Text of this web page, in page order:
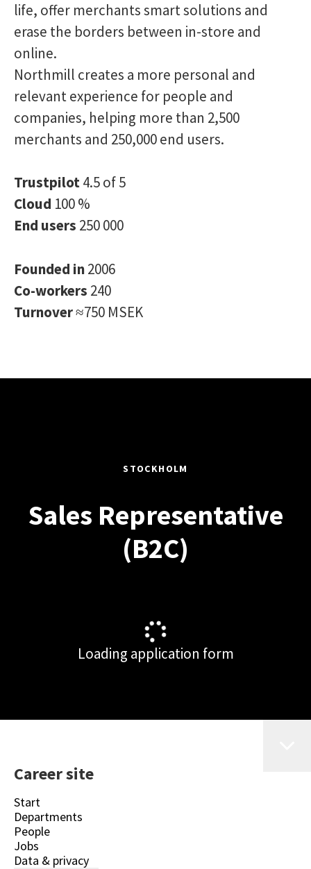
life, offer merchants smart solutions and
erase the borders between in-store and
online.
Northmill creates a more personal and
relevant experience for people and
companies, helping more than 2,500
merchants and 250,000 end users.
Trustpilot4.5 of 5
Cloud 100 %
End users 250 000
Founded in2006
Co-workers 240
Turnover≈750 MSEK
STOCKHOLM
Sales Representative
(B2C)
Loading application form
Career site
Start
Departments
People
Jobs
Data & privacy